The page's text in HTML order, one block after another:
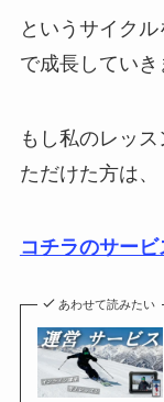
というサイク
で成長していき
もし私のレッ
ただけた方は、
コチラのサー
あわせて読みたい